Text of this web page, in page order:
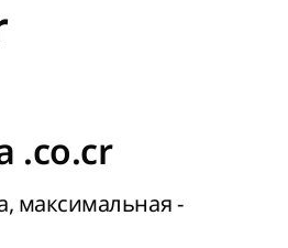
.co.cr
максимальная -